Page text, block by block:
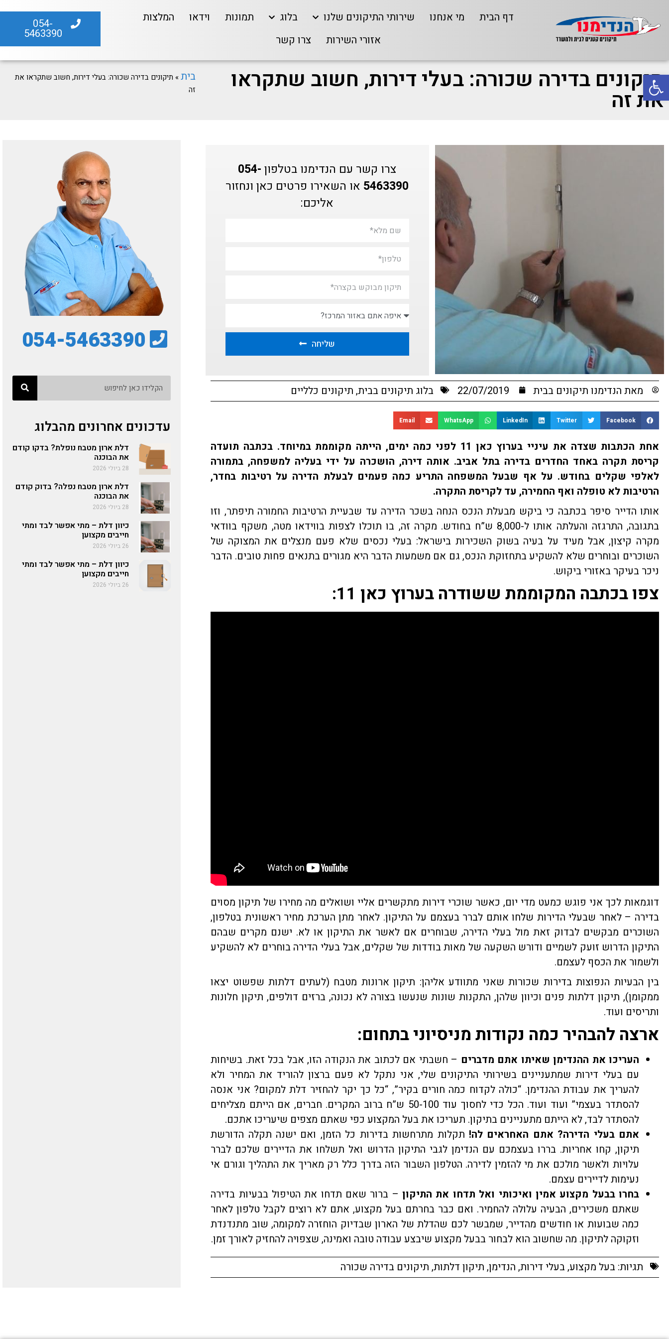
פתח סרגל נגישות
דף הבית מי אנחנו שירותי התיקונים שלנו בלוג תמונות וידאו
המלצות
אזורי השירות
צרו קשר
054-
5463390
תיקונים בדירה שכורה: בעלי דירות, חשוב שתקראו
את זה
בית» תיקונים בדירה שכורה: בעלי דירות, חשוב שתקראו את
זה
צרו קשר עם הנדימנו בטלפון 054-
5463390 או השאירו פרטים כאן ונחזור
אליכם:
שליחה
מאת הנדימנו תיקונים בבית 22/07/2019 בלוג תיקונים בבית, תיקונים כלליים
Facebook
Twitter
LinkedIn
WhatsApp
Email
אחת הכתבות שצדה את עיניי בערוץ כאן 11 לפני כמה ימים, הייתה מקוממת במיוחד. בכתבה תועדה
קריסת תקרה באחד החדרים בדירה בתל אביב. אותה דירה, הושכרה על ידי בעליה למשפחה, בתמורה
לאלפי שקלים בחודש. על אף שבעל המשפחה התריע כמה פעמים לבעלת הדירה על רטיבות בחדר,
הרטיבות לא טופלה ואף החמירה, עד לקריסת התקרה.
אותו הדייר סיפר בכתבה כי ביקש מבעלת הנכס הנחה בשכר הדירה עד שבעיית הרטיבות החמורה תיפתר, וזו
בתגובה, התרגזה והעלתה אותו ל-8,000 ש”ח בחודש. מקרה זה, בו תוכלו לצפות בווידאו מטה, משקף בוודאי
מקרה קיצון, אבל מעיד על בעיה בשוק השכירות בישראל: בעלי נכסים שלא פעם מנצלים את המצוקה של
השוכרים ובוחרים שלא להשקיע בתחזוקת הנכס, גם אם משמעות הדבר היא מגורים בתנאים פחות טובים. הדבר
ניכר בעיקר באזורי ביקוש.
צפו בכתבה המקוממת ששודרה בערוץ כאן 11:
דוגמאות לכך אני פוגש כמעט מדי יום, כאשר שוכרי דירות מתקשרים אליי ושואלים מה מחירו של תיקון מסוים
בדירה – לאחר שבעלי הדירות שלחו אותם לברר בעצמם על התיקון. לאחר מתן הערכת מחיר ראשונית בטלפון,
השוכרים מבקשים לבדוק זאת מול בעלי הדירה, שבוחרים אם לאשר את התיקון או לא. ישנם מקרים שבהם
התיקון הדרוש זועק לשמיים ודורש השקעה של מאות בודדות של שקלים, אבל בעלי הדירה בוחרים לא להשקיע
ולשמור את הכסף לעצמם.
בין הבעיות הנפוצות בדירות שכורות שאני מתוודע אליהן: תיקון ארונות מטבח (לעתים דלתות שפשוט יצאו
ממקומן), תיקון דלתות פנים וכיוון שלהן, התקנות שונות שנעשו בצורה לא נכונה, ברזים דולפים, תיקון חלונות
ותריסים ועוד.
ארצה להבהיר כמה נקודות מניסיוני בתחום:
העריכו את ההנדימן שאיתו אתם מדברים – חשבתי אם לכתוב את הנקודה הזו, אבל בכל זאת. בשיחות
עם בעלי דירות שמתעניינים בשירותי התיקונים שלי, אני נתקל לא פעם ברצון להוריד את המחיר ולא
להעריך את עבודת ההנדימן. “כולה לקדוח כמה חורים בקיר”, “כל כך יקר להחזיר דלת למקום? אני אנסה
להסתדר בעצמי” ועוד ועוד. הכל כדי לחסוך עוד 50-100 ש”ח ברוב המקרים. חברים, אם הייתם מצליחים
להסתדר לבד, לא הייתם מתעניינים בתיקון. תעריכו את בעל המקצוע כפי שאתם מצפים שיעריכו אתכם.
אתם בעלי הדירה? אתם האחראים לה! תקלות מתרחשות בדירות כל הזמן, ואם ישנה תקלה הדורשת
תיקון, קחו אחריות. בררו בעצמכם עם הנדימן לגבי התיקון הדרוש ואל תשלחו את הדיירים שלכם לברר
עלויות ולאשר מולכם את מי להזמין לדירה. הטלפון השבור הזה בדרך כלל רק מאריך את התהליך וגורם אי
נעימות לדיירים עצמם.
בחרו בבעל מקצוע אמין ואיכותי ואל תדחו את התיקון – ברור שאם תדחו את הטיפול בבעיות בדירה
שאתם משכירים, הבעיה עלולה להחמיר. ואם כבר בחרתם בעל מקצוע, אתם לא רוצים לקבל טלפון לאחר
כמה שבועות או חודשים מהדייר, שמבשר לכם שהדלת של הארון שבדיוק הוחזרה למקומה, שוב מתנדנדת
וזקוקה לתיקון. מה שחשוב הוא לבחור בבעל מקצוע שיבצע עבודה טובה ואמינה, שצפויה להחזיק לאורך זמן.
תגיות: בעל מקצוע,בעלי דירות, הנדימן, תיקון דלתות, תיקונים בדירה שכורה
054-5463390
עדכונים אחרונים מהבלוג
דלת ארון מטבח נופלת? בדקו קודם
את הבוכנה
28 ביולי 2026
דלת ארון מטבח נפלה? בדוק קודם
את הבוכנה
28 ביולי 2026
כיוון דלת – מתי אפשר לבד ומתי
חייבים מקצוען
26 ביולי 2026
כיוון דלת – מתי אפשר לבד ומתי
חייבים מקצוען
26 ביולי 2026